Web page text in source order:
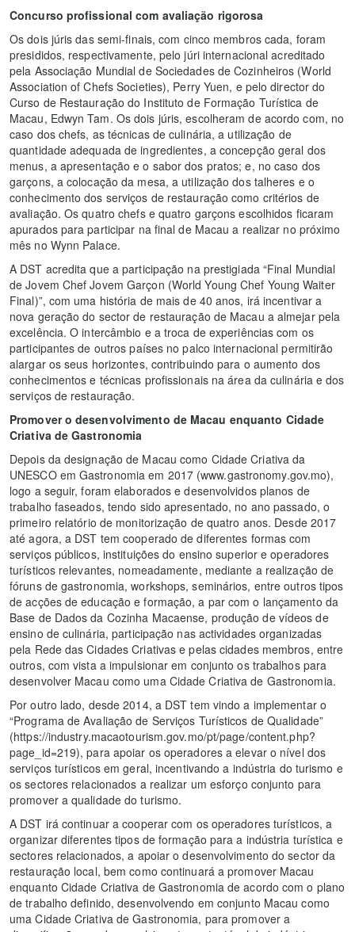
Concurso profissional com avaliação rigorosa
Os dois júris das semi-finais, com cinco membros cada, foram
presididos, respectivamente, pelo júri internacional acreditado
pela Associação Mundial de Sociedades de Cozinheiros (World
Association of Chefs Societies), Perry Yuen, e pelo director do
Curso de Restauração do Instituto de Formação Turística de
Macau, Edwyn Tam. Os dois júris, escolheram de acordo com, no
caso dos chefs, as técnicas de culinária, a utilização de
quantidade adequada de ingredientes, a concepção geral dos
menus, a apresentação e o sabor dos pratos; e, no caso dos
garçons, a colocação da mesa, a utilização dos talheres e o
conhecimento dos serviços de restauração como critérios de
avaliação. Os quatro chefs e quatro garçons escolhidos ficaram
apurados para participar na final de Macau a realizar no próximo
mês no Wynn Palace.
A DST acredita que a participação na prestigiada “Final Mundial
de Jovem Chef Jovem Garçon (World Young Chef Young Waiter
Final)”, com uma história de mais de 40 anos, irá incentivar a
nova geração do sector de restauração de Macau a almejar pela
excelência. O intercâmbio e a troca de experiências com os
participantes de outros países no palco internacional permitirão
alargar os seus horizontes, contribuindo para o aumento dos
conhecimentos e técnicas profissionais na área da culinária e dos
serviços de restauração.
Promover o desenvolvimento de Macau enquanto Cidade
Criativa de Gastronomia
Depois da designação de Macau como Cidade Criativa da
UNESCO em Gastronomia em 2017 (www.gastronomy.gov.mo),
logo a seguir, foram elaborados e desenvolvidos planos de
trabalho faseados, tendo sido apresentado, no ano passado, o
primeiro relatório de monitorização de quatro anos. Desde 2017
até agora, a DST tem cooperado de diferentes formas com
serviços públicos, instituições do ensino superior e operadores
turísticos relevantes, nomeadamente, mediante a realização de
fóruns de gastronomia, workshops, seminários, entre outros tipos
de acções de educação e formação, a par com o lançamento da
Base de Dados da Cozinha Macaense, produção de vídeos de
ensino de culinária, participação nas actividades organizadas
pela Rede das Cidades Criativas e pelas cidades membros, entre
outros, com vista a impulsionar em conjunto os trabalhos para
desenvolver Macau como uma Cidade Criativa de Gastronomia.
Por outro lado, desde 2014, a DST tem vindo a implementar o
“Programa de Avaliação de Serviços Turísticos de Qualidade”
(https://industry.macaotourism.gov.mo/pt/page/content.php?
page_id=219), para apoiar os operadores a elevar o nível dos
serviços turísticos em geral, incentivando a indústria do turismo e
os sectores relacionados a realizar um esforço conjunto para
promover a qualidade do turismo.
A DST irá continuar a cooperar com os operadores turísticos, a
organizar diferentes tipos de formação para a indústria turística e
sectores relacionados, a apoiar o desenvolvimento do sector da
restauração local, bem como continuará a promover Macau
enquanto Cidade Criativa de Gastronomia de acordo com o plano
de trabalho definido, desenvolvendo em conjunto Macau como
uma Cidade Criativa de Gastronomia, para promover a